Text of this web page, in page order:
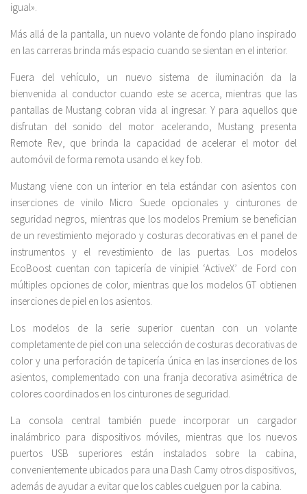
igual».
Más allá de la pantalla, un nuevo volante de fondo plano inspirado
en las carreras brinda más espacio cuando se sientan en el interior.
Fuera del vehículo, un nuevo sistema de iluminación da la
bienvenida al conductor cuando este se acerca, mientras que las
pantallas de Mustang cobran vida al ingresar. Y para aquellos que
disfrutan del sonido del motor acelerando, Mustang presenta
Remote Rev, que brinda la capacidad de acelerar el motor del
automóvil de forma remota usando el key fob.
Mustang viene con un interior en tela estándar con asientos con
inserciones de vinilo Micro Suede opcionales y cinturones de
seguridad negros, mientras que los modelos Premium se benefician
de un revestimiento mejorado y costuras decorativas en el panel de
instrumentos y el revestimiento de las puertas. Los modelos
EcoBoost cuentan con tapicería de vinipiel ‘ActiveX’ de Ford con
múltiples opciones de color, mientras que los modelos GT obtienen
inserciones de piel en los asientos.
Los modelos de la serie superior cuentan con un volante
completamente de piel con una selección de costuras decorativas de
color y una perforación de tapicería única en las inserciones de los
asientos, complementado con una franja decorativa asimétrica de
colores coordinados en los cinturones de seguridad.
La consola central también puede incorporar un cargador
inalámbrico para dispositivos móviles, mientras que los nuevos
puertos USB superiores están instalados sobre la cabina,
convenientemente ubicados para una Dash Camy otros dispositivos,
además de ayudar a evitar que los cables cuelguen por la cabina.